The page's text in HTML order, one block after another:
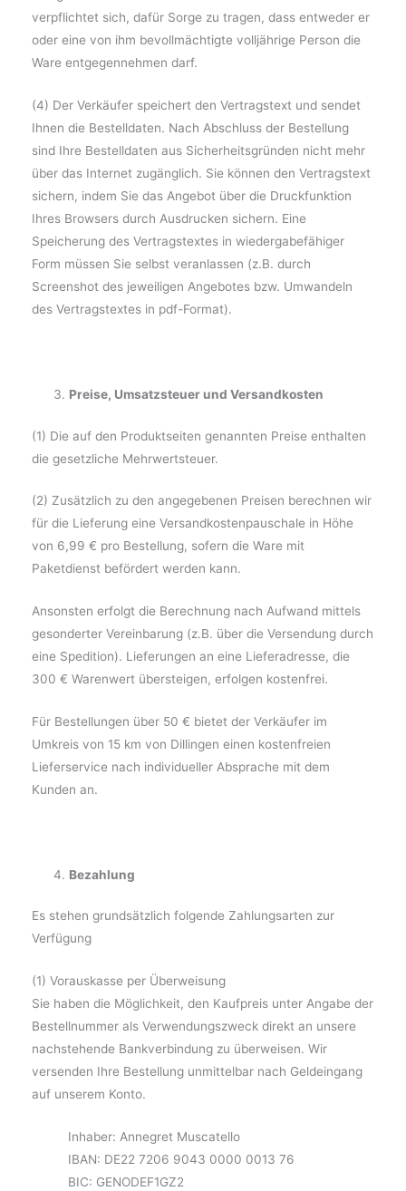
verpflichtet sich, dafür Sorge zu tragen, dass entweder er
oder eine von ihm bevollmächtigte volljährige Person die
Ware entgegennehmen darf.
(4) Der Verkäufer speichert den Vertragstext und sendet
Ihnen die Bestelldaten. Nach Abschluss der Bestellung
sind Ihre Bestelldaten aus Sicherheitsgründen nicht mehr
über das Internet zugänglich. Sie können den Vertragstext
sichern, indem Sie das Angebot über die Druckfunktion
Ihres Browsers durch Ausdrucken sichern. Eine
Speicherung des Vertragstextes in wiedergabefähiger
Form müssen Sie selbst veranlassen (z.B. durch
Screenshot des jeweiligen Angebotes bzw. Umwandeln
des Vertragstextes in pdf-Format).
Preise, Umsatzsteuer und Versandkosten
(1) Die auf den Produktseiten genannten Preise enthalten
die gesetzliche Mehrwertsteuer.
(2) Zusätzlich zu den angegebenen Preisen berechnen wir
für die Lieferung eine Versandkostenpauschale in Höhe
von 6,99 € pro Bestellung, sofern die Ware mit
Paketdienst befördert werden kann.
Ansonsten erfolgt die Berechnung nach Aufwand mittels
gesonderter Vereinbarung (z.B. über die Versendung durch
eine Spedition). Lieferungen an eine Lieferadresse, die
300 € Warenwert übersteigen, erfolgen kostenfrei.
Für Bestellungen über 50 € bietet der Verkäufer im
Umkreis von 15 km von Dillingen einen kostenfreien
Lieferservice nach individueller Absprache mit dem
Kunden an.
Bezahlung
Es stehen grundsätzlich folgende Zahlungsarten zur
Verfügung
(1) Vorauskasse per Überweisung
Sie haben die Möglichkeit, den Kaufpreis unter Angabe der
Bestellnummer als Verwendungszweck direkt an unsere
nachstehende Bankverbindung zu überweisen. Wir
versenden Ihre Bestellung unmittelbar nach Geldeingang
auf unserem Konto.
Inhaber: Annegret Muscatello
IBAN: DE22 7206 9043 0000 0013 76
BIC: GENODEF1GZ2